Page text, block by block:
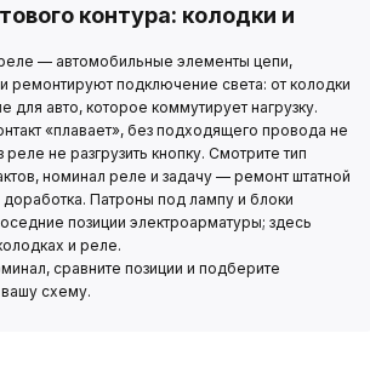
контура: колодки и
— автомобильные элементы цепи,
ремонтируют подключение света: от колодки
для авто, которое коммутирует нагрузку.
«плавает», без подходящего провода не
не разгрузить кнопку. Смотрите тип
номинал реле и задачу — ремонт штатной
доработка. Патроны под лампу и блоки
позиции электроарматуры; здесь
и реле.
сравните позиции и подберите
схему.